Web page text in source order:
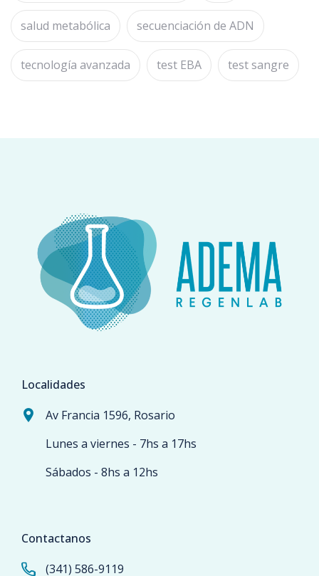
salud metabólica secuenciación de ADN
tecnología avanzada test EBA test sangre
Localidades
Av Francia 1596, Rosario
Lunes a viernes - 7hs a 17hs
Sábados - 8hs a 12hs
Contactanos
(341) 586-9119